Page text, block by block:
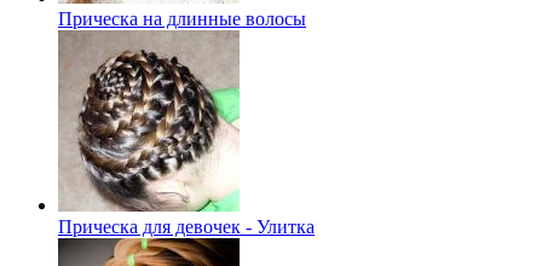
Прическа на длинные волосы
Прическа для девочек - Улитка